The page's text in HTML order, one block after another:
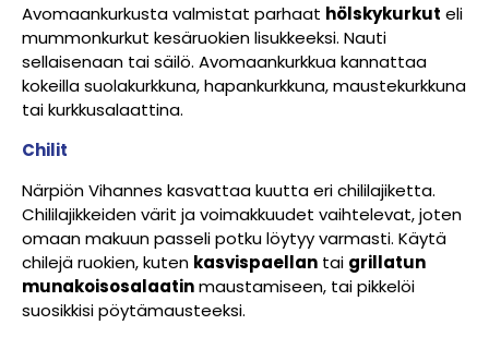
Avomaankurkusta valmistat parhaat hölskykurkut eli
mummonkurkut kesäruokien lisukkeeksi. Nauti
sellaisenaan tai säilö. Avomaankurkkua kannattaa
kokeilla suolakurkkuna, hapankurkkuna, maustekurkkuna
tai kurkkusalaattina.
Chilit
Närpiön Vihannes kasvattaa kuutta eri chililajiketta.
Chililajikkeiden värit ja voimakkuudet vaihtelevat, joten
omaan makuun passeli potku löytyy varmasti. Käytä
chilejä ruokien, kuten kasvispaellan tai grillatun
munakoisosalaatinmaustamiseen, tai pikkelöi
suosikkisi pöytämausteeksi.